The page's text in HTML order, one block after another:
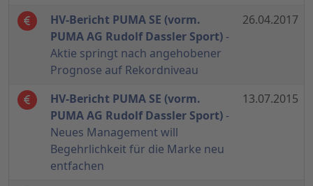
HV-Bericht PUMA SE (vorm.
PUMA AG Rudolf Dassler Sport) -
Aktie springt nach angehobener
Prognose auf Rekordniveau
26.04.2017
HV-Bericht PUMA SE (vorm.
PUMA AG Rudolf Dassler Sport)-
Neues Management will
Begehrlichkeit für die Marke neu
entfachen
13.07.2015